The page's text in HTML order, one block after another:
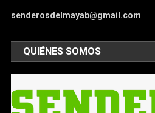
senderosdelmayab@gmail.com
QUIÉNES SOMOS